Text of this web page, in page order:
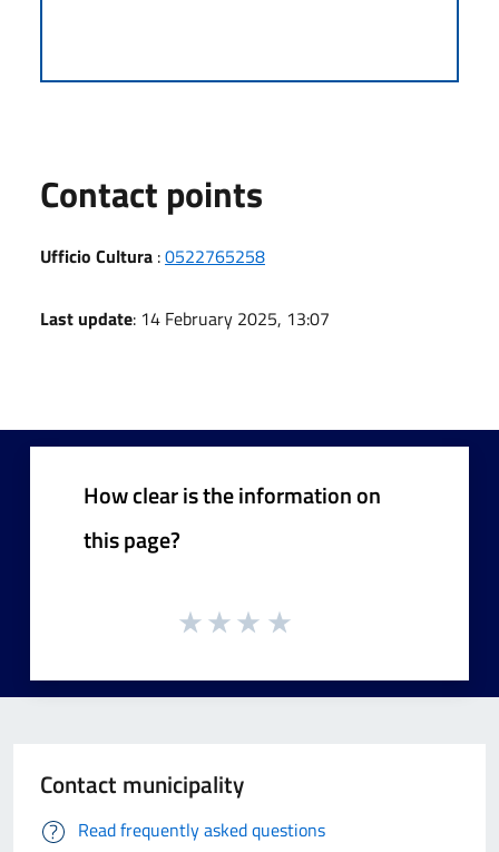
Contact points
Ufficio Cultura :0522765258
Last update: 14 February 2025, 13:07
How clear is the information on
this page?
Contact municipality
Read frequently asked questions